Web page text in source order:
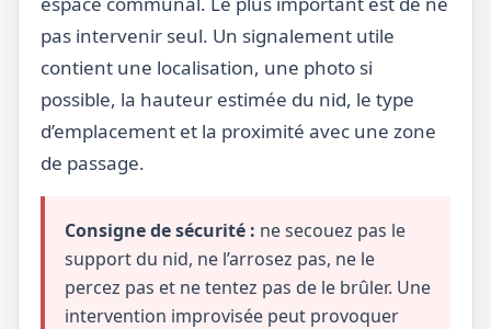
pas intervenir seul. Un signalement utile
contient une localisation, une photo si
possible, la hauteur estimée du nid, le type
d’emplacement et la proximité avec une zone
de passage.
Consigne de sécurité : ne secouez pas le
support du nid, ne l’arrosez pas, ne le
percez pas et ne tentez pas de le brûler. Une
intervention improvisée peut provoquer